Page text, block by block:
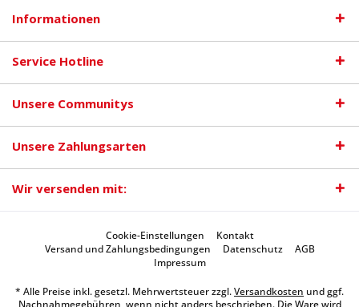
Informationen
Service Hotline
Unsere Communitys
Unsere Zahlungsarten
Wir versenden mit:
Cookie-Einstellungen
Kontakt
Versand und Zahlungsbedingungen
Datenschutz
AGB
Impressum
* Alle Preise inkl. gesetzl. Mehrwertsteuer zzgl.Versandkosten und ggf.
Nachnahmegebühren, wenn nicht anders beschrieben. Die Ware wird